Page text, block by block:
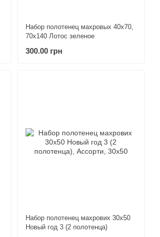
Набор полотенец махровых 40х70,
70х140 Лотос зеленое
300.00 грн
Набор полотенец махрових 30х50
Новый год 3 (2 полотенца)